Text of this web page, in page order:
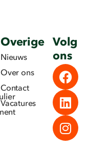
Overige
Nieuws
Over ons
Contact
Vacatures
Volg
ons